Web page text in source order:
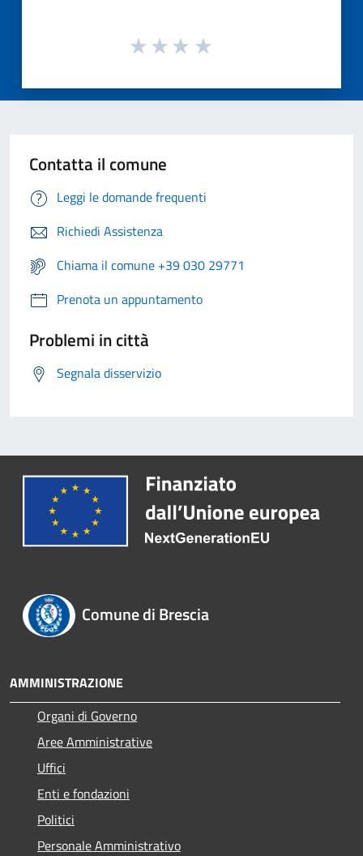
Contatta il comune
Leggi le domande frequenti
Richiedi Assistenza
Chiama il comune +39 030 29771
Prenota un appuntamento
Problemi in città
Segnala disservizio
Comune di Brescia
AMMINISTRAZIONE
Organi di Governo
Aree Amministrative
Uffici
Enti e fondazioni
Politici
Personale Amministrativo